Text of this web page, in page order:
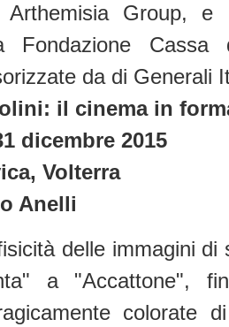
Arthemisia Group, e
Fondazione
da di Generali
il cinema in
dicembre 2015
Volterra
Anelli
delle immagini di
a "Accattone",
colorate